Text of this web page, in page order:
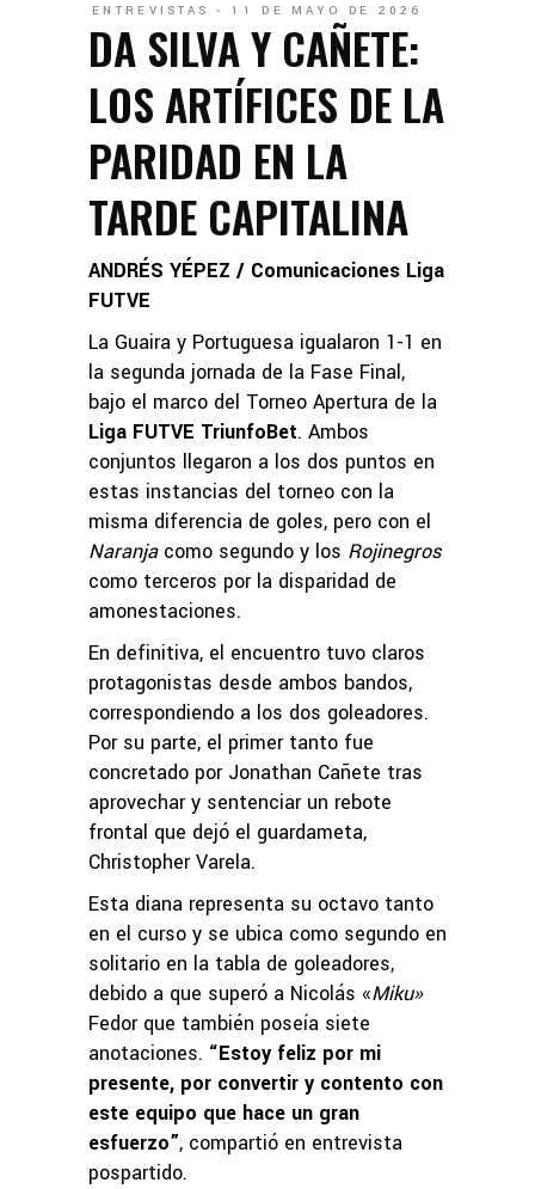
ENTREVISTAS 11 DE MAYO DE 2026
DA SILVA Y CAÑETE:
LOS ARTÍFICES DE LA
PARIDAD EN LA
TARDE CAPITALINA
ANDRÉS YÉPEZ / Comunicaciones Liga
FUTVE
La Guaira y Portuguesa igualaron 1-1 en
la segunda jornada de la Fase Final,
bajo el marco del Torneo Apertura de la
Liga FUTVE TriunfoBet. Ambos
conjuntos llegaron a los dos puntos en
estas instancias del torneo con la
misma diferencia de goles, pero con el
Naranjacomo segundo y los Rojinegros
como terceros por la disparidad de
amonestaciones.
En definitiva, el encuentro tuvo claros
protagonistas desde ambos bandos,
correspondiendo a los dos goleadores.
Por su parte, el primer tanto fue
concretado por Jonathan Cañete tras
aprovechar y sentenciar un rebote
frontal que dejó el guardameta,
Christopher Varela.
Esta diana representa su octavo tanto
en el curso y se ubica como segundo en
solitario en la tabla de goleadores,
debido a que superó a Nicolás «Miku»
Fedor que también poseía siete
anotaciones. “Estoy feliz por mi
presente, por convertir y contento con
este equipo que hace un gran
esfuerzo”, compartió en entrevista
pospartido.